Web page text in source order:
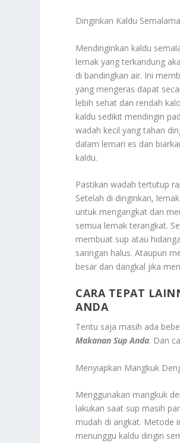
Dinginkan Kaldu
Mendinginkan kaldu
lemak yang terkandung
di bandingkan air. Ini
yang mengeras dapat
lebih sehat dan rendah
kaldu sedikit mendingin
wadah kecil yang tahan
dalam lemari es dan
kaldu.
Pastikan wadah tertutup
Setelah di dinginkan,
untuk mengangkat dan
semua lemak terangkat.
membuat sup atau
saringan halus. Ataupun
besar dan dangkal jika
CARA TEPAT
ANDA
Tentu saja masih ada
Makanan Sup Anda. Dan
Menyiapkan Mangkuk
Menggunakan mangkuk
lakukan saat sup masih
mudah di angkat. Metode
menunggu kaldu dingin